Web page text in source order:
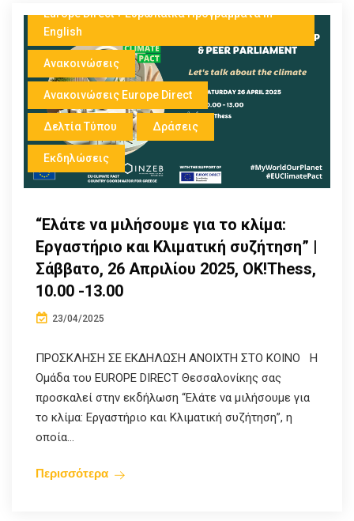
Europe Direct + Ευρωπαικά Προγράμματα in
English
Ανακοινώσεις
Ανακοινώσεις Europe Direct
Δελτία Τύπου Δράσεις
Εκδηλώσεις
“Ελάτε να μιλήσουμε για το κλίμα:
Εργαστήριο και Κλιματική συζήτηση” |
Σάββατο, 26 Απριλίου 2025, OK!Thess,
10.00 -13.00
23/04/2025
ΠΡΟΣΚΛΗΣΗ ΣΕ ΕΚΔΗΛΩΣΗ ΑΝΟΙΧΤΗ ΣΤΟ ΚΟΙΝΟ Η
Ομάδα του EUROPE DIRECT Θεσσαλονίκης σας
προσκαλεί στην εκδήλωση “Ελάτε να μιλήσουμε για
το κλίμα: Εργαστήριο και Κλιματική συζήτηση”, η
οποία...
Περισσότερα